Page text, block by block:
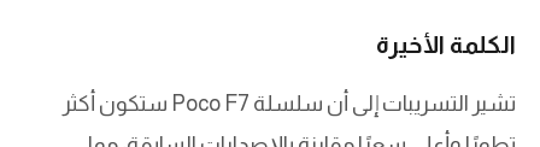
الكلمة الأخيرة
تشير التسريبات إلى أن سلسلة Poco F7 ستكون أكثر